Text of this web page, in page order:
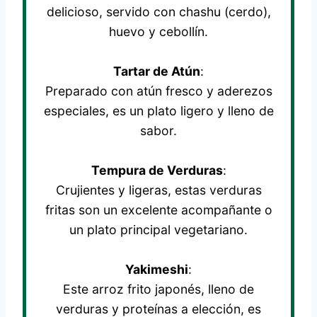
delicioso, servido con chashu (cerdo),
huevo y cebollín.
Tartar de Atún:
Preparado con atún fresco y aderezos
especiales, es un plato ligero y lleno de
sabor.
Tempura de Verduras:
Crujientes y ligeras, estas verduras
fritas son un excelente acompañante o
un plato principal vegetariano.
Yakimeshi:
Este arroz frito japonés, lleno de
verduras y proteínas a elección, es